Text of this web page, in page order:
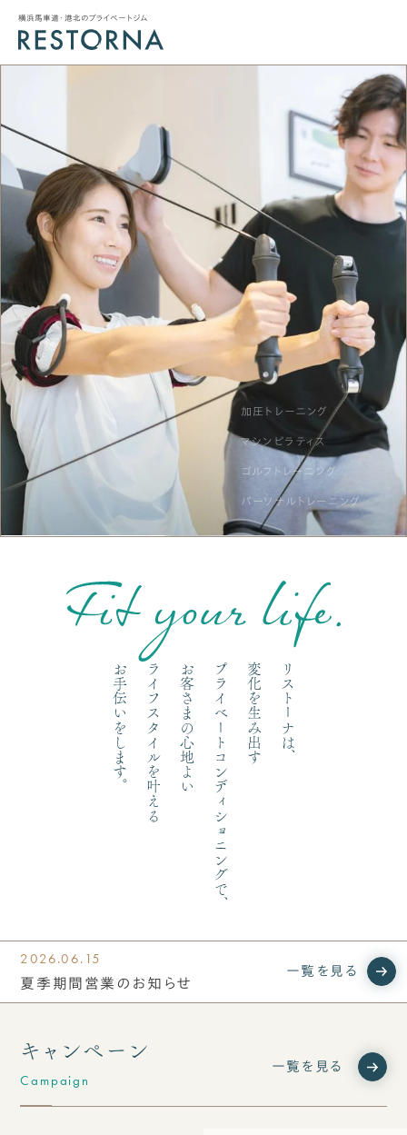
横浜馬車道・港北のプライベートジム
加圧トレーニング
マシンピラティス
ゴルフトレーニング
パーソナルトレーニング
リストーナは、
変化を生み出す
プライベートコンディショニングで、
お客さまの心地よい
ライフスタイルを叶える
お手伝いをします。
2026.06.15
夏季期間営業のお知らせ
一覧を見る
キャンペーン
Campaign
一覧を見る